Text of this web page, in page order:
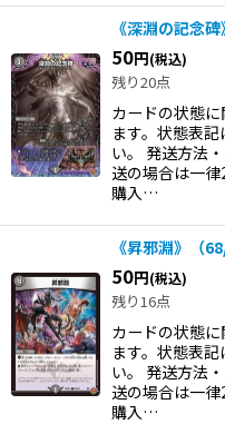
《深淵の記念碑
50円(税込)
残り20点
カードの状態
ます。状態表
い。 発送方法
送の場合は一
購入…
《昇邪淵》（
50円(税込)
残り16点
カードの状態
ます。状態表
い。 発送方法
送の場合は一
購入…